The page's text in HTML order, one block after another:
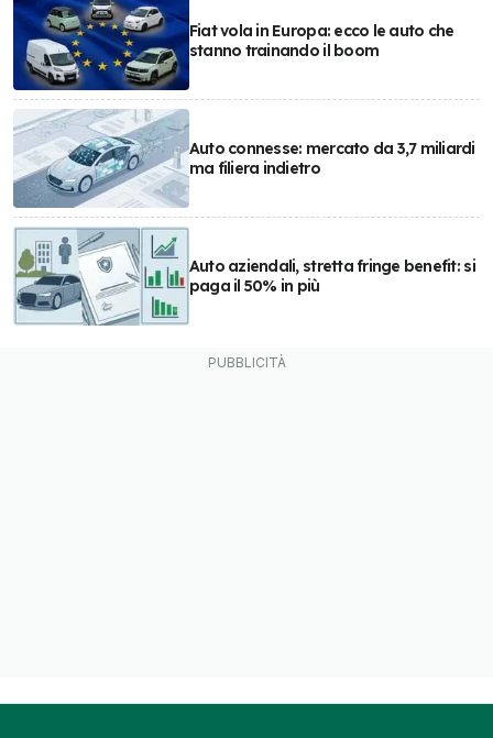
Fiat vola in Europa: ecco le auto che
stanno trainando il boom
Auto connesse: mercato da 3,7 miliardi
ma filiera indietro
Auto aziendali, stretta fringe benefit: si
paga il 50% in più